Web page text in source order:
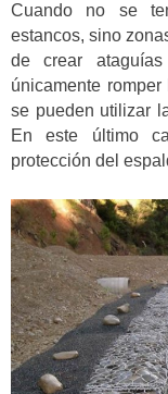
Cuando no se
estancos, sino
de crear
únicamente
se pueden utilizar
En este último
protección del